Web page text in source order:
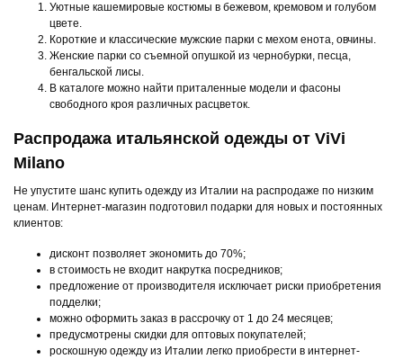
Уютные кашемировые костюмы в бежевом, кремовом и голубом
цвете.
Короткие и классические мужские парки с мехом енота, овчины.
Женские парки со съемной опушкой из чернобурки, песца,
бенгальской лисы.
В каталоге можно найти приталенные модели и фасоны
свободного кроя различных расцветок.
Распродажа итальянской одежды от ViVi
Milano
Не упустите шанс купить одежду из Италии на распродаже по низким
ценам. Интернет-магазин подготовил подарки для новых и постоянных
клиентов:
дисконт позволяет экономить до 70%;
в стоимость не входит накрутка посредников;
предложение от производителя исключает риски приобретения
подделки;
можно оформить заказ в рассрочку от 1 до 24 месяцев;
предусмотрены скидки для оптовых покупателей;
роскошную одежду из Италии легко приобрести в интернет-